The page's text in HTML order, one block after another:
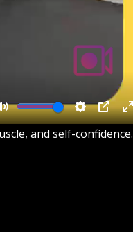
and self-confidence.